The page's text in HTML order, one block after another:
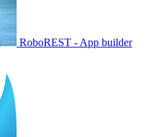
RoboREST - App builder